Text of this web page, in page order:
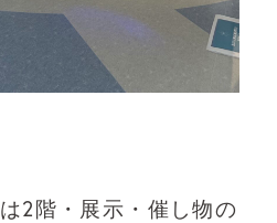
2階・展示・催し物の